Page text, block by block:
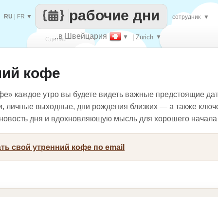
Сделай
..в Швейцария ▼ | Zürich ▼
рабочие дни
RU FR ▼ сотрудник ▼
кофе
каждое утро вы будете видеть важные предстоящие
личные выходные, дни рождения близких — а также
дня и вдохновляющую мысль для хорошего
свой утренний кофе по email